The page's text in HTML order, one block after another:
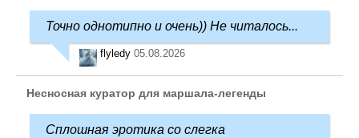
Точно однотипно и очень)) Не читалось...
flyledy 05.08.2026
Несносная куратор для маршала-легенды
Сплошная эротика со слегка